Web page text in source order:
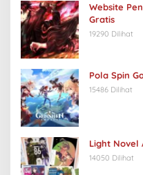
Website
Gratis
19290 Dilihat
Pola Spin
15486 Dilihat
Light Novel
14050 Dilihat